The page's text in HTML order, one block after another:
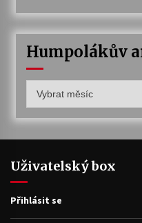
Humpolákův
archiv
Uživatelský box
Přihlásit se